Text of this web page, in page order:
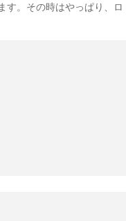
す。その時はやっぱり、ロ